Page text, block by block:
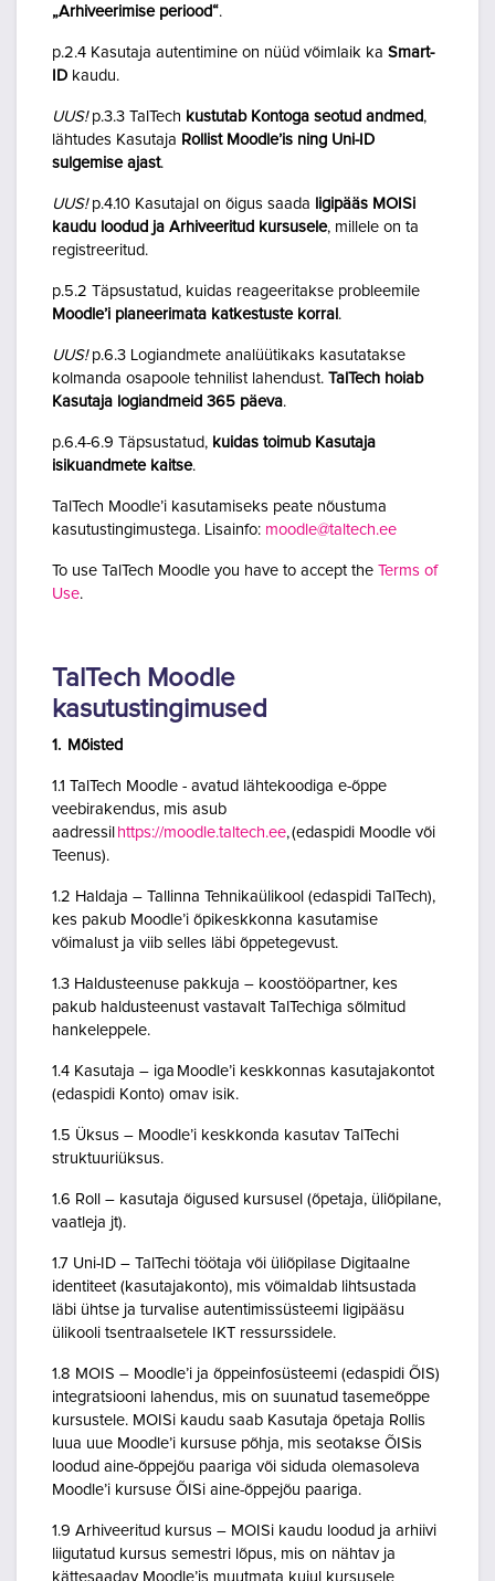
„Arhiveerimise periood“.
p.2.4 Kasutaja autentimine on nüüd võimlaik ka Smart-
ID kaudu.
UUS!p.3.3 TalTech kustutab Kontoga seotud andmed,
lähtudes Kasutaja Rollist Moodle’is ning Uni-ID
sulgemise ajast.
UUS!p.4.10 Kasutajal on õigus saada ligipääs MOISi
kaudu loodud ja Arhiveeritud kursusele, millele on ta
registreeritud.
p.5.2 Täpsustatud, kuidas reageeritakse probleemile
Moodle’i planeerimata katkestuste korral .
UUS!p.6.3 Logiandmete analüütikaks kasutatakse
kolmanda osapoole tehnilist lahendust. TalTech hoiab
Kasutaja logiandmeid 365 päeva.
p.6.4-6.9 Täpsustatud, kuidas toimub Kasutaja
isikuandmete kaitse.
TalTech Moodle’i kasutamiseks peate nõustuma
kasutustingimustega. Lisainfo: moodle@taltech.ee
To use TalTech Moodle you have to accept the Terms of
Use.
TalTech Moodle
kasutustingimused
1. Mõisted
1.1 TalTech Moodle - avatud lähtekoodiga e-õppe
veebirakendus, mis asub
aadressil https://moodle.taltech.ee, (edaspidi Moodle või
Teenus).
1.2 Haldaja – Tallinna Tehnikaülikool (edaspidi TalTech),
kes pakub Moodle’i õpikeskkonna kasutamise
võimalust ja viib selles läbi õppetegevust.
1.3 Haldusteenuse pakkuja – koostööpartner, kes
pakub haldusteenust vastavalt TalTechiga sõlmitud
hankeleppele.
1.4 Kasutaja – iga Moodle’i keskkonnas kasutajakontot
(edaspidi Konto) omav isik.
1.5 Üksus – Moodle’i keskkonda kasutav TalTechi
struktuuriüksus.
1.6 Roll – kasutaja õigused kursusel (õpetaja, üliõpilane,
vaatleja jt).
1.7 Uni-ID – TalTechi töötaja või üliõpilase Digitaalne
identiteet (kasutajakonto), mis võimaldab lihtsustada
läbi ühtse ja turvalise autentimissüsteemi ligipääsu
ülikooli tsentraalsetele IKT ressurssidele.
1.8 MOIS – Moodle’i ja õppeinfosüsteemi (edaspidi ÕIS)
integratsiooni lahendus, mis on suunatud tasemeõppe
kursustele. MOISi kaudu saab Kasutaja õpetaja Rollis
luua uue Moodle’i kursuse põhja, mis seotakse ÕISis
loodud aine-õppejõu paariga või siduda olemasoleva
Moodle’i kursuse ÕISi aine-õppejõu paariga.
1.9 Arhiveeritud kursus – MOISi kaudu loodud ja arhiivi
liigutatud kursus semestri lõpus, mis on nähtav ja
kättesaadav Moodle’is muutmata kujul kursusele